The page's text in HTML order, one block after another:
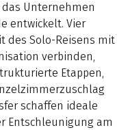
Unternehmen
entwickelt. Vier
des Solo-Reisens mit
verbinden,
Etappen,
schaffen ideale
Entschleunigung am